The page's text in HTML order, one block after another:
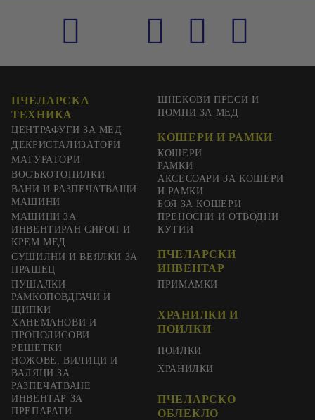
ПЧЕЛАРСКА
ТЕХНИКА
ЦЕНТРАФУГИ ЗА МЕД
ДЕКРИСТАЛИЗАТОРИ
МАТУРАТОРИ
ВОСЪКОТОПИЛКИ
ВАНИ И РАЗПЕЧАТВАЩИ
МАШИНИ
МАШИНИ ЗА
ИНВЕНТИРАН СИРОП И
КРЕМ МЕД
СУШИЛНИ И ВЕЯЛКИ ЗА
ПРАШЕЦ
ШНЕКОВИ ПРЕСИ И
ПОМПИ ЗА МЕД
КОШЕРИ И РАМКИ
КОШЕРИ
РАМКИ
АКСЕСОАРИ ЗА КОШЕРИ
И РАМКИ
БОЯ ЗА КОШЕРИ
ПРЕНОСНИ И ОТВОДНИ
КУТИИ
ПЧЕЛАРСКИ
ИНВЕНТАР
ПУШАЛКИ
РАМКОПОВДГАЧИ И
ЩИПКИ
ХАНЕМАНОВИ И
ПРОПОЛИСОВИ
РЕШЕТКИ
НОЖОВЕ, ВИЛИЦИ И
ВАЛЯЦИ ЗА
РАЗПЕЧАТВАНЕ
ИНВЕНТАР ЗА
ПРЕПАРАТИ
ПРИМАМКИ
ХРАНИЛКИ И
ПОИЛКИ
ПОИЛКИ
ХРАНИЛКИ
ПЧЕЛАРСКО
ОБЛЕКЛО